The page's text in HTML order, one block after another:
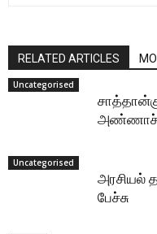
RELATED ARTICLES
Uncategorised
Uncategorised
அரசியல்
பேச்சு